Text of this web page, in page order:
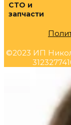
СТО и
запчасти
©2023 ИП